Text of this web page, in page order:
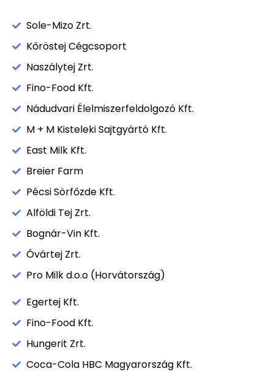
Sole-Mizo Zrt.
Kőröstej Cégcsoport
Naszálytej Zrt.
Fino-Food Kft.
Nádudvari Élelmiszerfeldolgozó Kft.
M + M Kisteleki Sajtgyártó Kft.
East Milk Kft.
Breier Farm
Pécsi Sörfőzde Kft.
Alföldi Tej Zrt.
Bognár-Vin Kft.
Óvártej Zrt.
Pro Milk d.o.o (Horvátország)
Egertej Kft.
Fino-Food Kft.
Hungerit Zrt.
Coca-Cola HBC Magyarország Kft.